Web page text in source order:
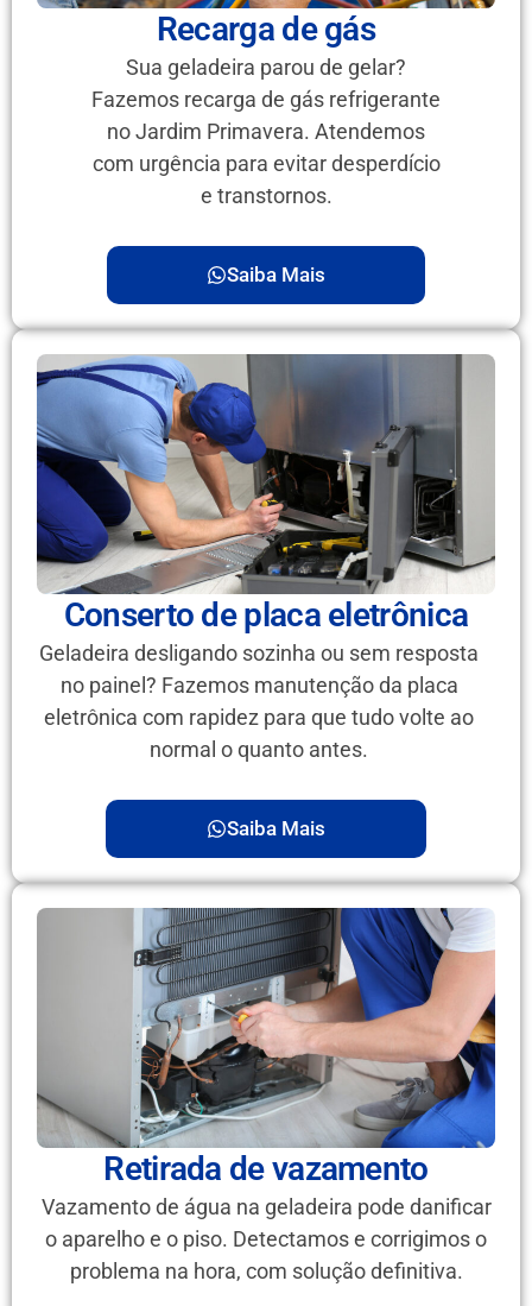
Recarga de gás
Sua geladeira parou de gelar?
Fazemos recarga de gás refrigerante
no Jardim Primavera. Atendemos
com urgência para evitar desperdício
e transtornos.
Saiba Mais
Conserto de placa eletrônica
Geladeira desligando sozinha ou sem resposta
no painel? Fazemos manutenção da placa
eletrônica com rapidez para que tudo volte ao
normal o quanto antes.
Saiba Mais
Retirada de vazamento
Vazamento de água na geladeira pode danificar
o aparelho e o piso. Detectamos e corrigimos o
problema na hora, com solução definitiva.